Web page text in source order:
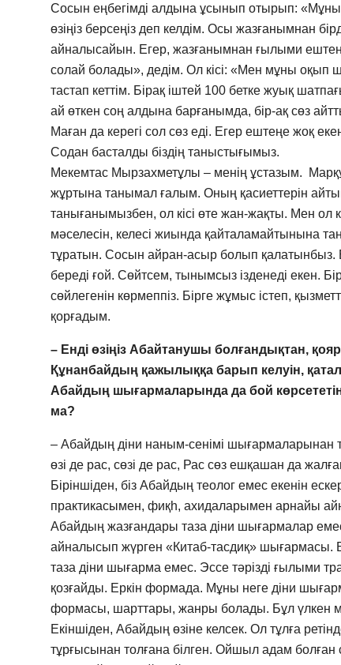
Сосын еңбегімді алдына ұсынып отырып:
өзіңіз берсеңіз деп келдім. Осы жазғанымнан
айналысайын. Егер, жазғанымнан ғылыми
солай болады», дедім. Ол кісі: «Мен мұны
тастап кеттім. Бірақ іштей 100 бетке жуық
ай өткен соң алдына барғанымда, бір-ақ сөз
Маған да керегі сол сөз еді. Егер ештеңе жоқ
Содан басталды біздің таныстығымыз.
Мекемтас Мырзахметұлы – менің ұстазым.
жұртына танымал ғалым. Оның қасиеттерін
танығанымызбен, ол кісі өте жан-жақты. Мен ол
мәселесін, келесі жиында қайталамайтынына
тұратын. Сосын айран-асыр болып қалатынбыз.
береді ғой. Сөйтсем, тынымсыз ізденеді екен.
сөйлегенін көрмеппіз. Бірге жұмыс істеп,
қорғадым.
– Енді өзіңіз Абайтанушы болғандықтан,
Құнанбайдың қажылыққа барып келуін,
Абайдың шығармаларында да бой
ма?
– Абайдың діни наным-сенімі
өзі де рас, сөзі де рас, Рас сөз ешқашан да
Біріншіден, біз Абайдың теолог емес екенін
практикасымен, фиқһ, ахидаларымен арнайы
Абайдың жазғандары таза діни шығармалар
айналысып жүрген «Китаб-тасдиқ» шығармасы.
таза діни шығарма емес. Эссе тәрізді ғылыми
қозғайды. Еркін формада. Мұны неге діни
формасы, шарттары, жанры болады. Бұл үлкен
Екіншіден, Абайдың өзіне келсек. Ол тұлға
тұрғысынан толғана білген. Ойшыл адам болған